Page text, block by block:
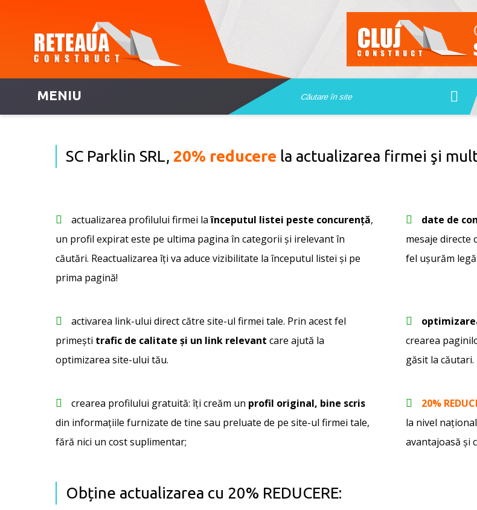
MENIU
SC Parklin SRL, 20% reducere la actualizarea firmei şi
actualizarea profilului firmei laînceputul listei peste concurență,
un profil expirat este pe ultima pagina în categorii și irelevant în
căutări. Reactualizarea îți va aduce vizibilitate la începutul listei și pe
prima pagină!
date de
mesaje directe
fel ușurăm
activarea link-ului direct către site-ul firmei tale. Prin acest fel
primești trafic de calitate și un link relevant care ajută la
optimizarea site-ului tău.
crearea
găsit la căutari.
crearea profilului gratuită: îți creăm un profil original, bine scris
din informațiile furnizate de tine sau preluate de pe site-ul firmei tale,
fără nici un cost suplimentar;
20%
la nivel
avantajoasă şi
Obține actualizarea cu 20% REDUCERE: